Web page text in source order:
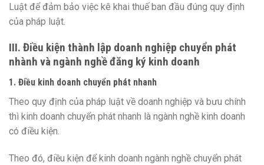
Luật để đảm bảo việc kê khai thuế ban đầu đúng quy định
của pháp luật.
III. Điều kiện thành lập doanh nghiệp chuyển phát
nhành và ngành nghề đăng ký kinh doanh
1. Điều kinh doanh chuyển phát nhanh
Theo quy định của pháp luật về doanh nghiệp và bưu chính
thì kinh doanh chuyển phát nhanh là ngành nghề kinh doanh
có điều kiện.
Theo đó, điều kiện để kinh doanh ngành nghề chuyển phát